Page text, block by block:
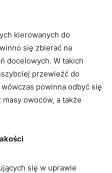
kierowanych do
się zbierać na
docelowych. W takich
przewieźć do
powinna odbyć się
owoców, a także
się w uprawie